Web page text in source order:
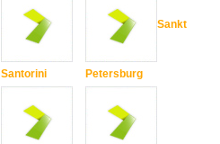
Santorini
Sankt
Petersburg